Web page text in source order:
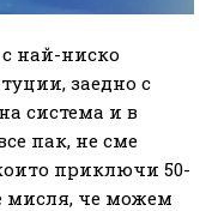
най-ниско
заедно с
система и в
пак, не сме
приключи 50-
мисля, че можем